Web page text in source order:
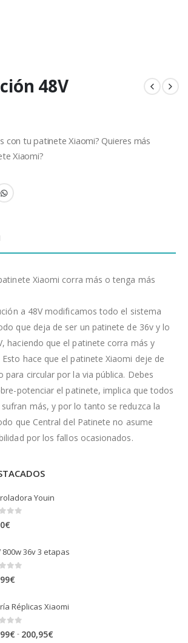
48V
con tu patinete Xiaomi? Quieres más
Xiaomi?
Xiaomi corra más o tenga más
a 48V modificamos todo el sistema
que deja de ser un patinete de 36v y lo
haciendo que el patinete corra más y
hace que el patinete Xiaomi deje de
para circular por la via pública. Debes
potenciar el patinete, implica que todos
más, y por lo tanto se reduzca la
que Central del Patinete no asume
por los fallos ocasionados.
Youin
of 5
€
800w 36v 3 etapas
of 5
€
Réplicas Xiaomi
€ - 200,95€